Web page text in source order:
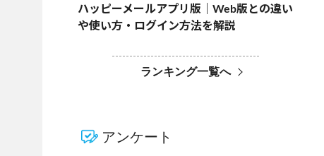
ハッピーメールアプリ版｜Web版との違い
や使い方・ログイン方法を解説
ランキング一覧へ
アンケート